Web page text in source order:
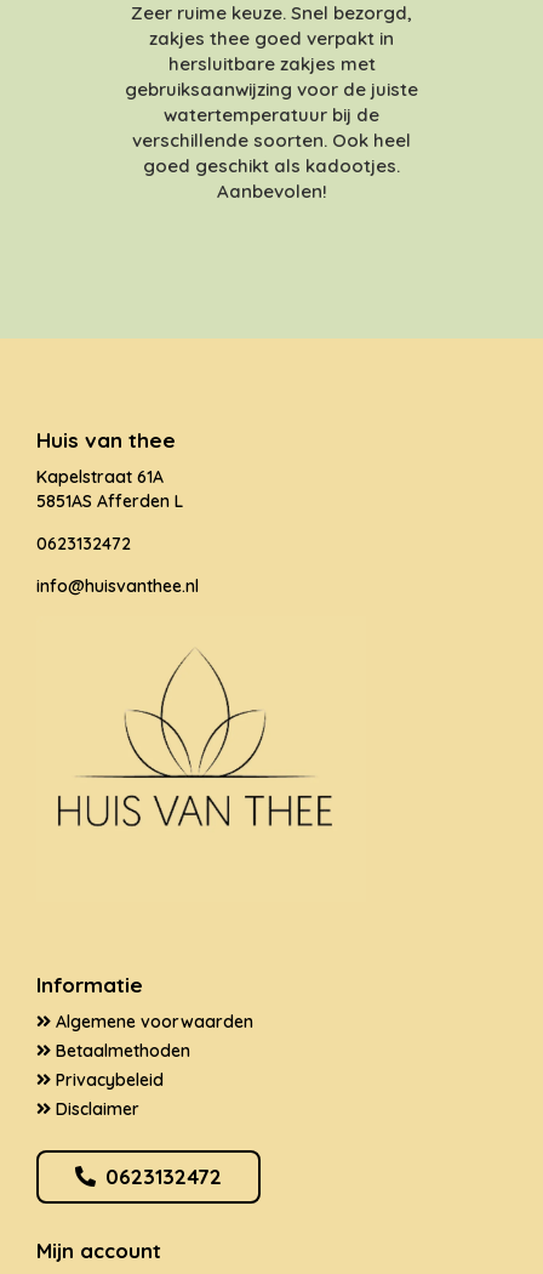
Zeer ruime keuze. Snel bezorgd,
zakjes thee goed verpakt in
hersluitbare zakjes met
gebruiksaanwijzing voor de juiste
watertemperatuur bij de
verschillende soorten. Ook heel
goed geschikt als kadootjes.
Aanbevolen!
Huis van thee
Kapelstraat 61A
5851AS Afferden L
0623132472
info@huisvanthee.nl
Informatie
Algemene voorwaarden
Betaalmethoden
Privacybeleid
Disclaimer
0623132472
Mijn account